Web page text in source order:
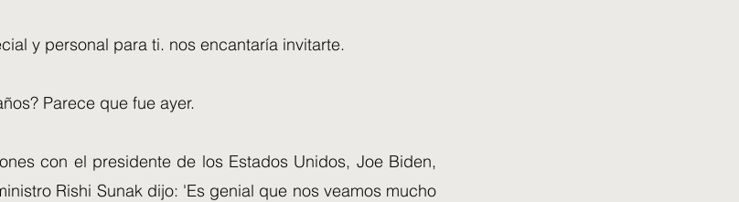
y personal para ti. nos encantaría invitarte.
Parece que fue ayer.
con el presidente de los Estados Unidos, Joe Biden,
Rishi Sunak dijo: 'Es genial que nos veamos mucho